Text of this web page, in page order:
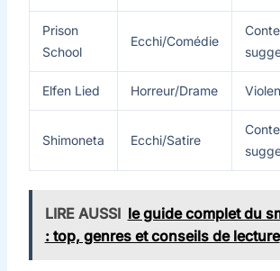
Prison
School
Ecchi/Comédie
Elfen Lied Horreur/Drame
Shimoneta Ecchi/Satire
LIRE AUSSI le guide complet du
: top, genres et conseils de lecture